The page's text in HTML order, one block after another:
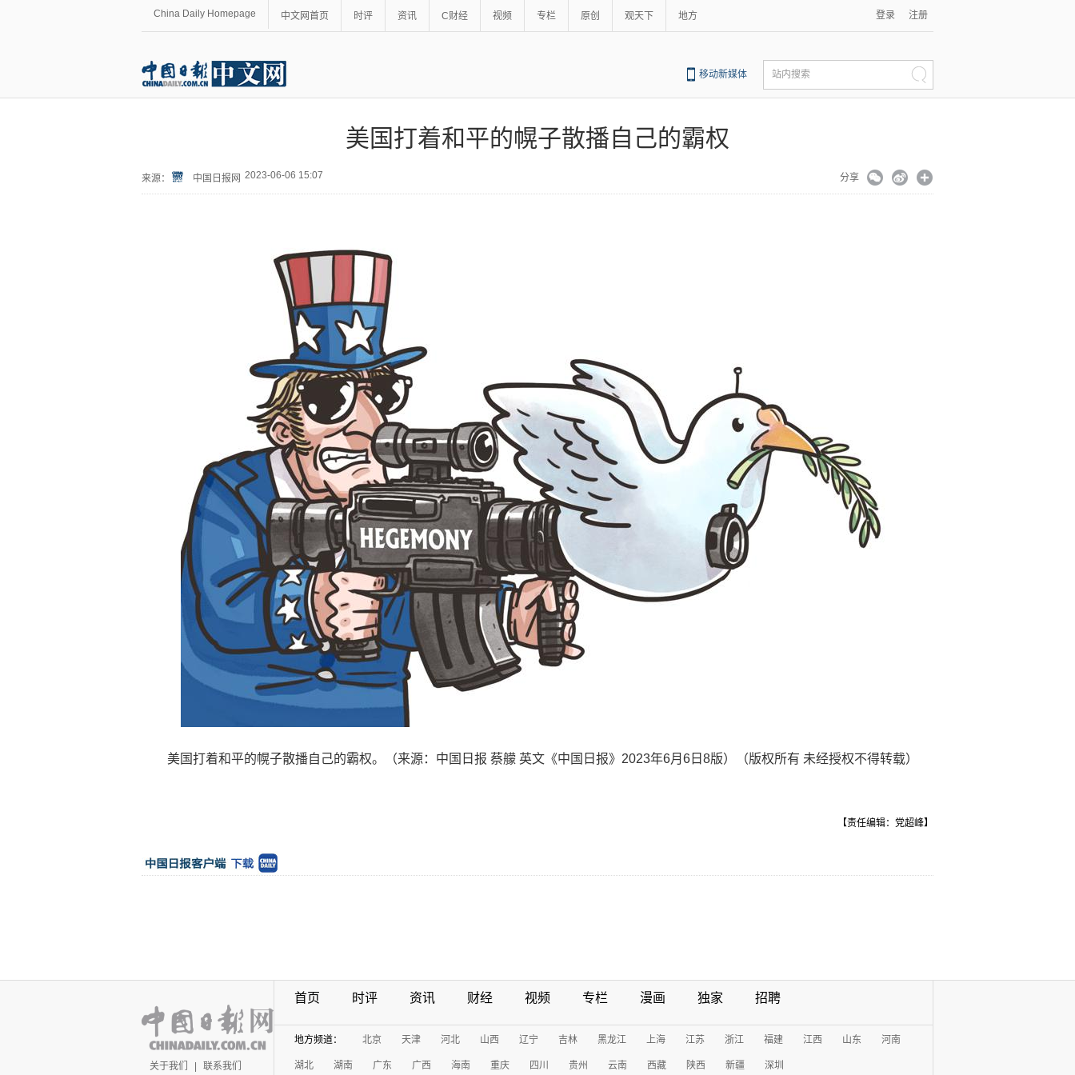
China Daily Homepage 中文网首页 时评 资讯 C财经 视频 专栏 原创 观天下 地方 登录 注册
移动新媒体 站内搜索
美国打着和平的幌子散播自己的霸权
来源： 中国日报网 2023-06-06 15:07 分享
美国打着和平的幌子散播自己的霸权。（来源：中国日报 蔡艨 英文《中国日报》2023年6月6日8版）（版权所有 未经授权不得转载）
【责任编辑：党超峰】
关于我们 | 联系我们
首页 时评 资讯 财经 视频 专栏 漫画 独家 招聘
地方频道： 北京 天津 河北 山西 辽宁 吉林 黑龙江 上海 江苏 浙江 福建 江西 山东 河南
湖北 湖南 广东 广西 海南 重庆 四川 贵州 云南 西藏 陕西 新疆 深圳